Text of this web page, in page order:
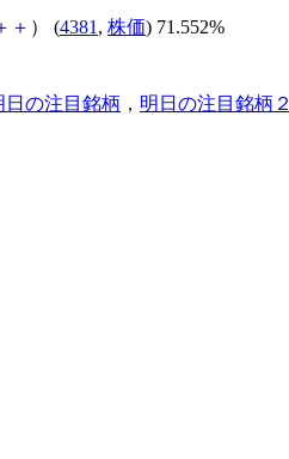
＋ ） (4381 , 株価) 71.552%
日の注目銘柄 ， 明日の注目銘柄２